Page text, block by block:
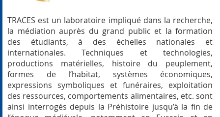
TRACES est un laboratoire impliqué dans la recherche,
la médiation auprès du grand public et la formation
des étudiants, à des échelles nationales et
internationales. Techniques et technologies,
productions matérielles, histoire du peuplement,
formes de l’habitat, systèmes économiques,
expressions symboliques et funéraires, exploitation
des ressources, comportements alimentaires, etc. sont
ainsi interrogés depuis la Préhistoire jusqu’à la fin de